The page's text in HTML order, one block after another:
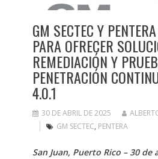
GM SECTEC Y
PARA OFRECER
REMEDIACIÓN Y
PENETRACIÓN
4.0.1
30 DE ABRIL DE 2025
GM SECTEC, PENTERA
San Juan, Puerto Rico – 30 de